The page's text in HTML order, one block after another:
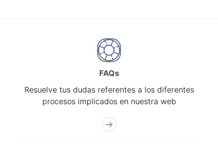
FAQs
Resuelve tus dudas referentes a los diferentes
procesos implicados en nuestra web